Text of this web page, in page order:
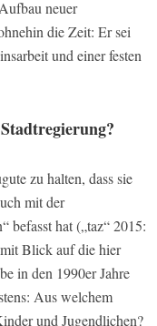
neuer
die Zeit: Er sei
und einer festen
zu halten, dass sie
mit der
befasst hat („taz“ 2015:
Blick auf die hier
in den 1990er Jahre
Aus welchem
und Jugendlichen?